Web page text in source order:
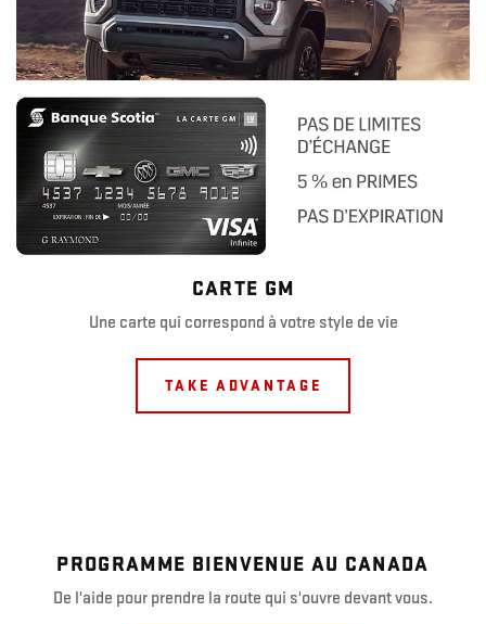
CARTE GM
Une carte qui correspond à votre style de vie
TAKE ADVANTAGE
PROGRAMME BIENVENUE AU CANADA
De l'aide pour prendre la route qui s'ouvre devant vous.